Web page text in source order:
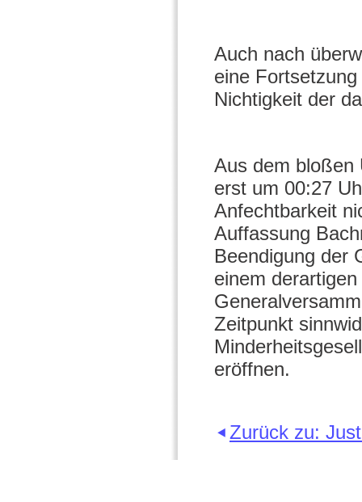
Auch nach
eine
Nichtigkeit der
Aus dem bloßen
erst um 00:27
Anfechtbarkeit
Auffassung
Beendigung der
einem
Zeitpunkt
eröffnen.
Zurück zu: